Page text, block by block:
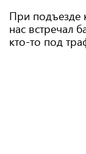
При подъезде
нас встречал
кто-то под